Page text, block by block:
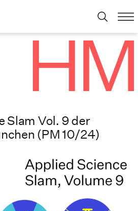
Slam Vol. 9 der
(PM 10/24)